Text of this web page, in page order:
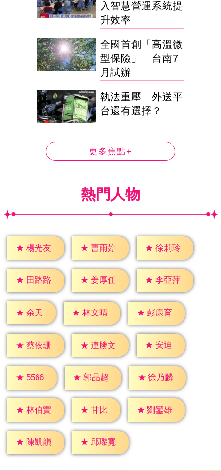
入智慧營運系統提
升效率
全國首創「高溫微
型保險」 台南7
月試辦
執法重壓 外送平
台還有選擇？
更多焦點+
熱門人物
★ 楊光友 ★ 曹雨婷 ★ 徐莉玲
★ 田路路 ★ 姜厚任 ★ 李亞萍
★ 余天 ★ 林文晴 ★ 彭康育
★ 蔡依珊 ★ 連勝文 ★ 安迪
★ 5566 ★ 郭品超 ★ 徐乃麟
★ 林伯實 ★ 甘比 ★ 劉鑾雄
★ 陳凱韻 ★ 邱瓈寬